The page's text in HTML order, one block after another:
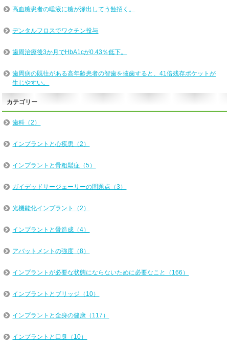
高血糖患者の唾液に糖が滲出してう蝕招く。
デンタルフロスでワクチン投与
歯周治療後3か月でHbA1cが0.43％低下。
歯周病の既往がある高年齢患者の智歯を抜歯すると、41倍残存ポケットが
生じやすい。
カテゴリー
歯科（2）
インプラントと心疾患（2）
インプラントと骨粗鬆症（5）
ガイデッドサージェーリーの問題点（3）
光機能化インプラント（2）
インプラントと骨造成（4）
アバットメントの強度（8）
インプラントが必要な状態にならないために必要なこと（166）
インプラントとブリッジ（10）
インプラントと全身の健康（117）
インプラントと口臭（10）